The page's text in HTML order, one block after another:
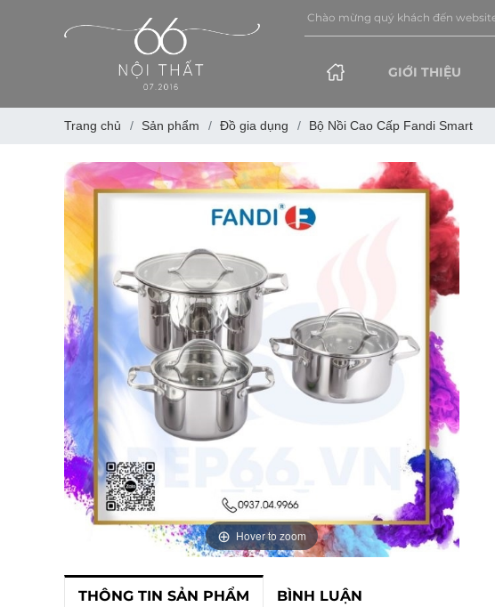
Chào mừng quý khách đến website Nội Thất 66
GIỚI THIỆU
Trang chủ Sản phẩm Đồ gia dụng Bộ Nồi Cao Cấp Fandi Smart
Hover to zoom
THÔNG TIN SẢN PHẨM BÌNH LUẬN